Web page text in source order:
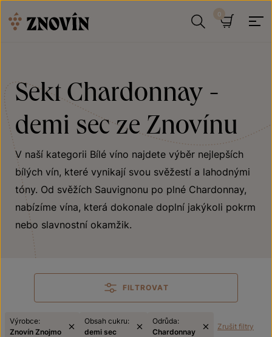
Sekt Chardonnay -
demi sec ze Znovínu
V naší kategorii Bílé víno najdete výběr nejlepších
bílých vín, které vynikají svou svěžestí a lahodnými
tóny. Od svěžích Sauvignonu po plné Chardonnay,
nabízíme vína, která dokonale doplní jakýkoli pokrm
nebo slavnostní okamžik.
FILTROVAT
Výrobce:
Znovín Znojmo
Obsah cukru:
demi sec
Odrůda:
Chardonnay
Zrušit filtry